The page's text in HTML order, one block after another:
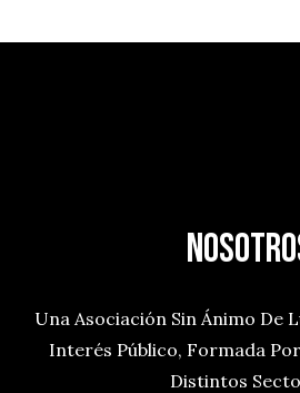
Una Asociación Sin Ánimo De
Interés Público, Formada
Distintos